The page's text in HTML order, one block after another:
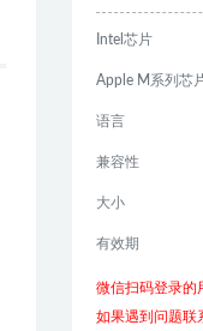
Intel芯片
Apple M系列芯
语言
兼容性
大小
有效期
微信扫码登录的
如果遇到问题联